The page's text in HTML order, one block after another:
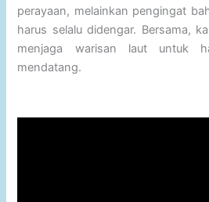
perayaan, melainkan pengingat
harus selalu didengar. Bersama,
menjaga warisan laut untuk
mendatang.